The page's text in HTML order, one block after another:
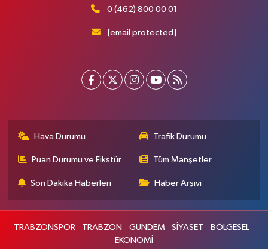
0 (462) 800 00 01
[email protected]
Hava Durumu Trafik Durumu
Puan Durumu ve Fikstür Tüm Manşetler
Son Dakika Haberleri Haber Arşivi
TRABZONSPOR TRABZON GÜNDEM SİYASET
BÖLGESEL
EKONOMİ